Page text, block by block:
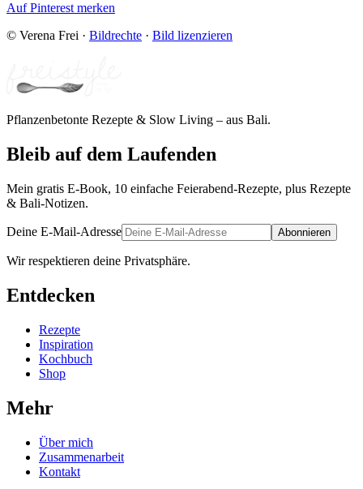
Auf Pinterest merken
© Verena Frei · Bildrechte · Bild lizenzieren
Pflanzenbetonte Rezepte & Slow Living – aus Bali.
Bleib auf dem Laufenden
Mein gratis E-Book, 10 einfache Feierabend-Rezepte, plus Rezepte
& Bali-Notizen.
Deine E-Mail-Adresse Abonnieren
Wir respektieren deine Privatsphäre.
Entdecken
Rezepte
Inspiration
Kochbuch
Shop
Mehr
Über mich
Zusammenarbeit
Kontakt